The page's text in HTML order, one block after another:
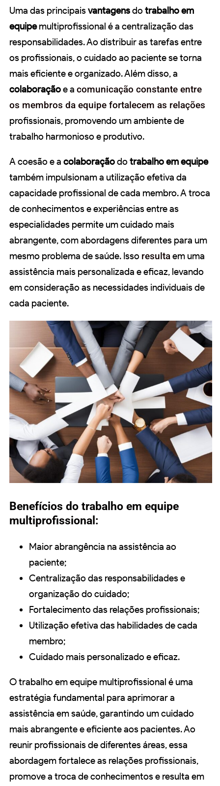
Uma das principaisvantagensdo trabalho em
equipemultiprofissional é a centralização das
responsabilidades. Ao distribuir as tarefas entre
os profissionais, o cuidado ao paciente se torna
mais eficiente e organizado. Além disso, a
colaboraçãoe a comunicação constante entre
os membros da equipe fortalecem as relações
profissionais, promovendo um ambiente de
trabalho harmonioso e produtivo.
A coesão e a colaboraçãodo trabalho em equipe
também impulsionam a utilização efetiva da
capacidade profissional de cada membro. A troca
de conhecimentos e experiências entre as
especialidades permite um cuidado mais
abrangente, com abordagens diferentes para um
mesmo problema de saúde. Isso resultaem uma
assistência mais personalizada e eficaz, levando
em consideração as necessidades individuais de
cada paciente.
Benefícios do trabalho em equipe
multiprofissional:
Maior abrangência na assistência ao
paciente;
Centralização das responsabilidades e
organização do cuidado;
Fortalecimento das relações profissionais;
Utilização efetiva das habilidades de cada
membro;
Cuidado mais personalizado e eficaz.
O trabalho em equipe multiprofissional é uma
estratégia fundamental para aprimorar a
assistência em saúde, garantindo um cuidado
mais abrangente e eficiente aos pacientes. Ao
reunir profissionais de diferentes áreas, essa
abordagem fortalece as relações profissionais,
promove a troca de conhecimentos e resulta em